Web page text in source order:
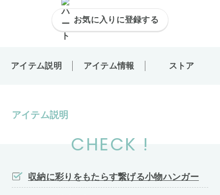
お気に入りに登録する
アイテム説明 アイテム情報 ストア
アイテム説明
CHECK !
収納に彩りをもたらす繋げる小物ハンガー